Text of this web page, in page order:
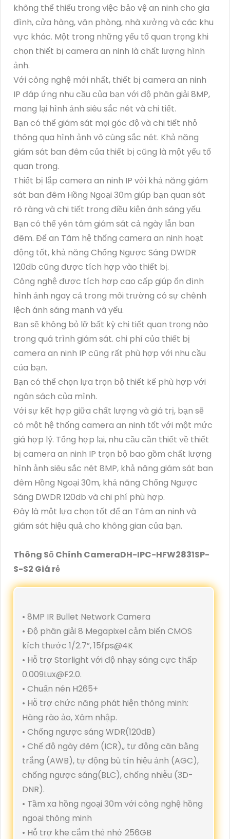
không thể thiếu trong việc bảo vệ an ninh cho gia
đình, cửa hàng, văn phòng, nhà xưởng và các khu
vực khác. Một trong những yếu tố quan trọng khi
chọn thiết bị camera an ninh là chất lượng hình
ảnh.
Với công nghệ mới nhất, thiết bị camera an ninh
IP đáp ứng nhu cầu của bạn với độ phân giải 8MP,
mang lại hình ảnh siêu sắc nét và chi tiết.
Bạn có thể giám sát mọi góc độ và chi tiết nhỏ
thông qua hình ảnh vô cùng sắc nét. Khả năng
giám sát ban đêm của thiết bị cũng là một yếu tố
quan trọng.
Thiết bị lắp camera an ninh IP với khả năng giám
sát ban đêm Hồng Ngoại 30m giúp bạn quan sát
rõ ràng và chi tiết trong điều kiện ánh sáng yếu.
Bạn có thể yên tâm giám sát cả ngày lẫn ban
đêm. Để an Tâm hệ thống camera an ninh hoạt
động tốt, khả năng Chống Ngược Sáng DWDR
120db cũng được tích hợp vào thiết bị.
Công nghệ được tích hợp cao cấp giúp ổn định
hình ảnh ngay cả trong môi trường có sự chênh
lệch ánh sáng mạnh và yếu.
Bạn sẽ không bỏ lỡ bất kỳ chi tiết quan trọng nào
trong quá trình giám sát. chi phí của thiết bị
camera an ninh IP cũng rất phù hợp với nhu cầu
của bạn.
Bạn có thể chọn lựa trọn bộ thiết kế phù hợp với
ngân sách của mình.
Với sự kết hợp giữa chất lượng và giá trị, bạn sẽ
có một hệ thống camera an ninh tốt với một mức
giá hợp lý. Tổng hợp lại, nhu cầu cần thiết về thiết
bị camera an ninh IP trọn bộ bao gồm chất lượng
hình ảnh siêu sắc nét 8MP, khả năng giám sát ban
đêm Hồng Ngoại 30m, khả năng Chống Ngược
Sáng DWDR 120db và chi phí phù hợp.
Đây là một lựa chọn tốt để an Tâm an ninh và
giám sát hiệu quả cho không gian của bạn.
Thông Số Chính CameraDH-IPC-HFW2831SP-
S-S2 Giá rẻ
• 8MP IR Bullet Network Camera
• Độ phân giải 8 Megapixel cảm biến CMOS
kích thước 1/2.7”, 15fps@4K
• Hỗ trợ Starlight với độ nhạy sáng cực thấp
0.009Lux@F2.0.
• Chuẩn nén H265+
• Hỗ trợ chức năng phát hiện thông minh:
Hàng rào ảo, Xâm nhập.
• Chống ngược sáng WDR(120dB)
• Chế độ ngày đêm (ICR),, tự động cân bằng
trắng (AWB), tự động bù tín hiệu ảnh (AGC),
chống ngược sáng(BLC), chống nhiễu (3D-
DNR).
• Tầm xa hồng ngoại 30m với công nghệ hồng
ngoại thông minh
• Hỗ trợ khe cắm thẻ nhớ 256GB